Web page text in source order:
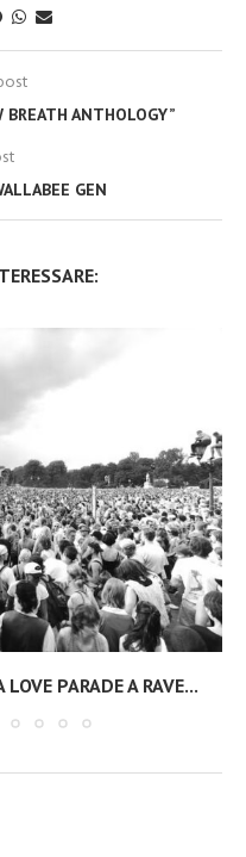
BREATH ANTHOLOGY”
GEN
PARADE A RAVE...